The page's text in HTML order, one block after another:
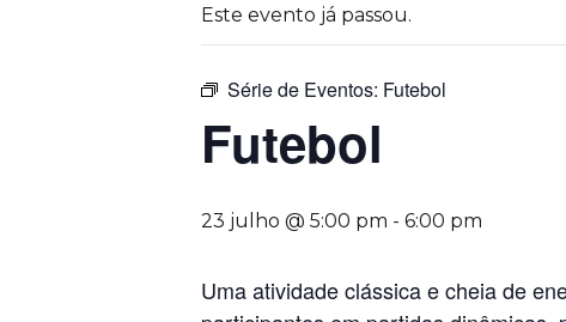
Este evento já passou.
Série de Eventos: Futebol
Futebol
23 julho @ 5:00 pm - 6:00 pm
Uma atividade clássica e cheia de